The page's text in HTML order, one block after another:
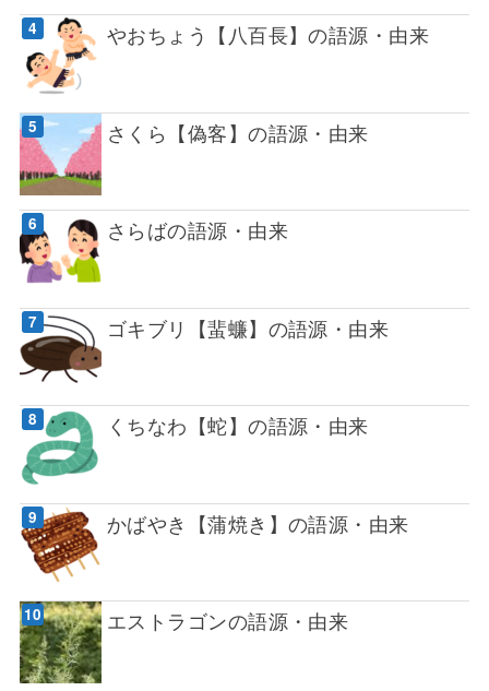
やおちょう【八百長】の語源・由来
さくら【偽客】の語源・由来
さらばの語源・由来
ゴキブリ【蜚蠊】の語源・由来
くちなわ【蛇】の語源・由来
かばやき【蒲焼き】の語源・由来
エストラゴンの語源・由来